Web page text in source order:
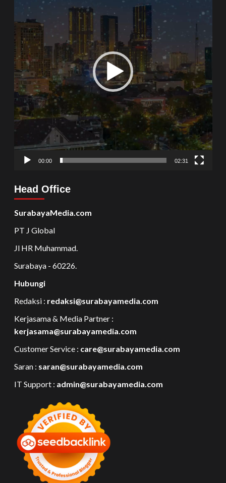
00:00 02:31
Head Office
SurabayaMedia.com
PT J Global
Jl HR Muhammad.
Surabaya - 60226.
Hubungi
Redaksi : redaksi@surabayamedia.com
Kerjasama & Media Partner :
kerjasama@surabayamedia.com
Customer Service : care@surabayamedia.com
Saran : saran@surabayamedia.com
IT Support : admin@surabayamedia.com